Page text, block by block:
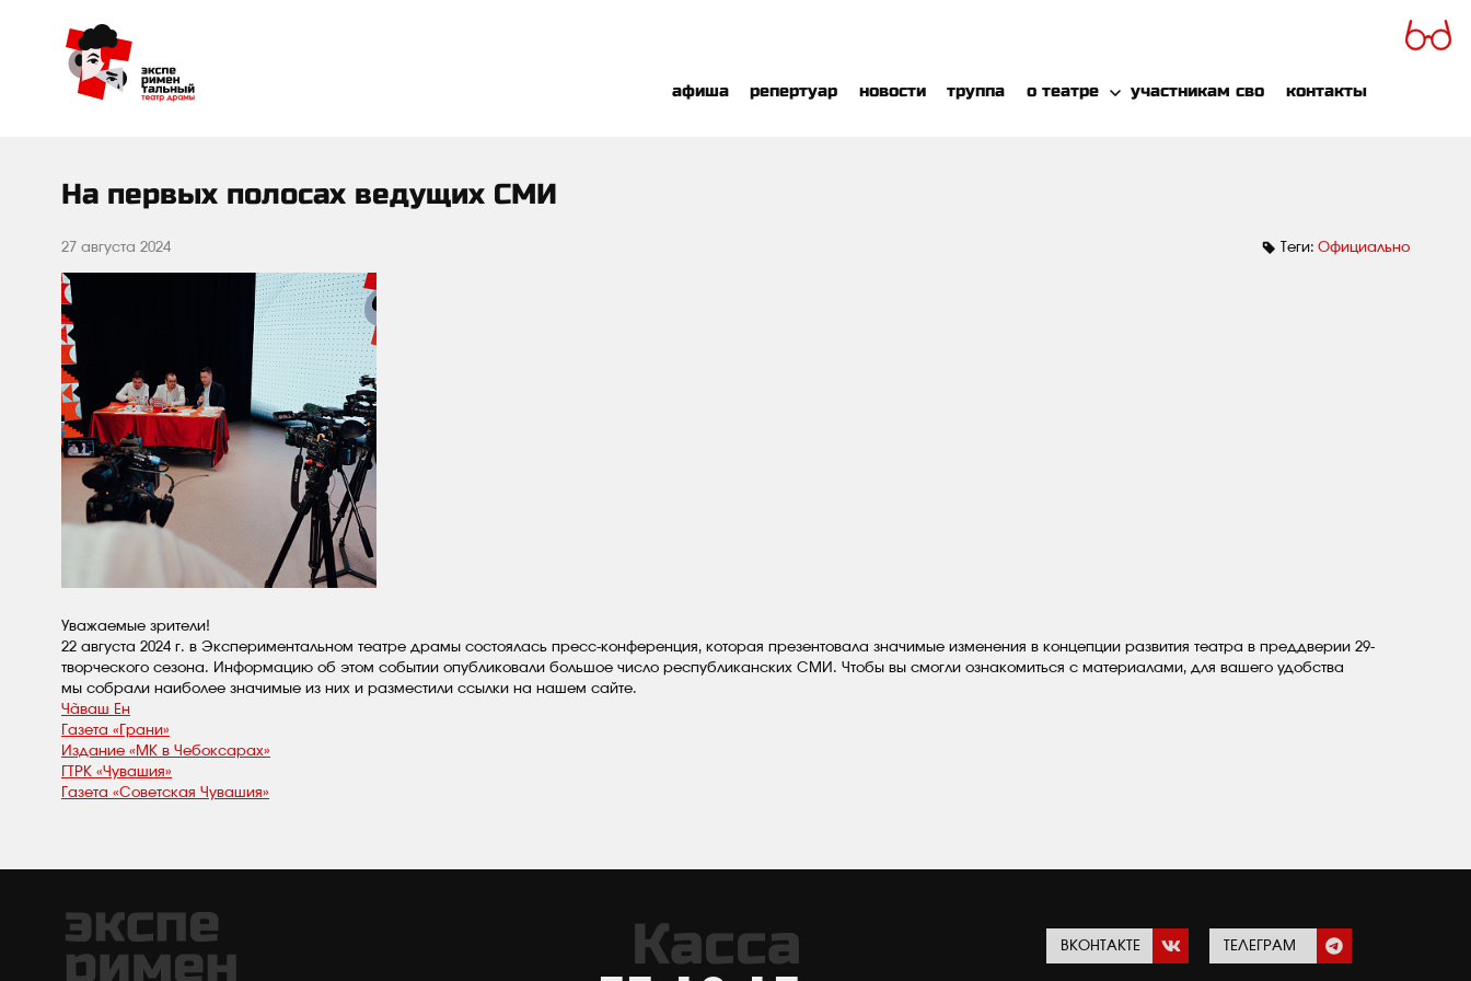
афиша репертуар новости труппа о театре участникам сво контакты
На первых полосах ведущих СМИ
27 августа 2024 Теги: Официально
Уважаемые зрители!
22 августа 2024 г. в Экспериментальном театре драмы состоялась пресс-конференция, которая презентовала значимые изменения в концепции развития театра в преддверии 29-
творческого сезона. Информацию об этом событии опубликовали большое число республиканских СМИ. Чтобы вы смогли ознакомиться с материалами, для вашего удобства
мы собрали наиболее значимые из них и разместили ссылки на нашем сайте.
Чãваш Ен
Газета « Грани»
Издание « МК в Чебоксарах»
ГТРК «Чувашия»
Газета «Советская Чувашия»
Касса ВКОНТАКТЕ ТЕЛЕГРАМ